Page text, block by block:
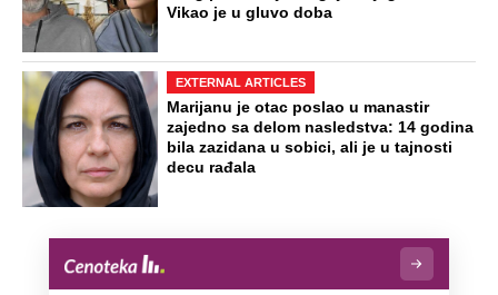
Vikao je u gluvo doba
EXTERNAL ARTICLES
Marijanu je otac poslao u manastir
zajedno sa delom nasledstva: 14 godina
bila zazidana u sobici, ali je u tajnosti
decu rađala